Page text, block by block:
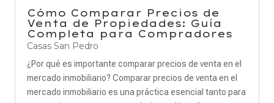
Cómo Comparar Precios de
Venta de Propiedades: Guía
Completa para Compradores
Casas San Pedro
¿Por qué es importante comparar precios de venta en el
mercado inmobiliario? Comparar precios de venta en el
mercado inmobiliario es una práctica esencial tanto para